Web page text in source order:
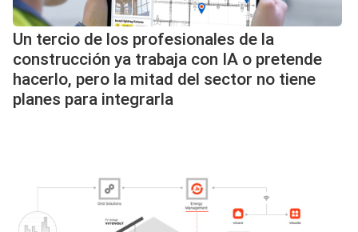
Un tercio de los profesionales de la
construcción ya trabaja con IA o pretende
hacerlo, pero la mitad del sector no tiene
planes para integrarla